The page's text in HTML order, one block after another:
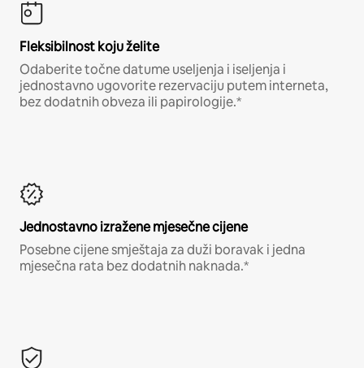
Fleksibilnost koju želite
Odaberite točne datume useljenja i iseljenja i
jednostavno ugovorite rezervaciju putem interneta,
bez dodatnih obveza ili papirologije.*
Jednostavno izražene mjesečne cijene
Posebne cijene smještaja za duži boravak i jedna
mjesečna rata bez dodatnih naknada.*